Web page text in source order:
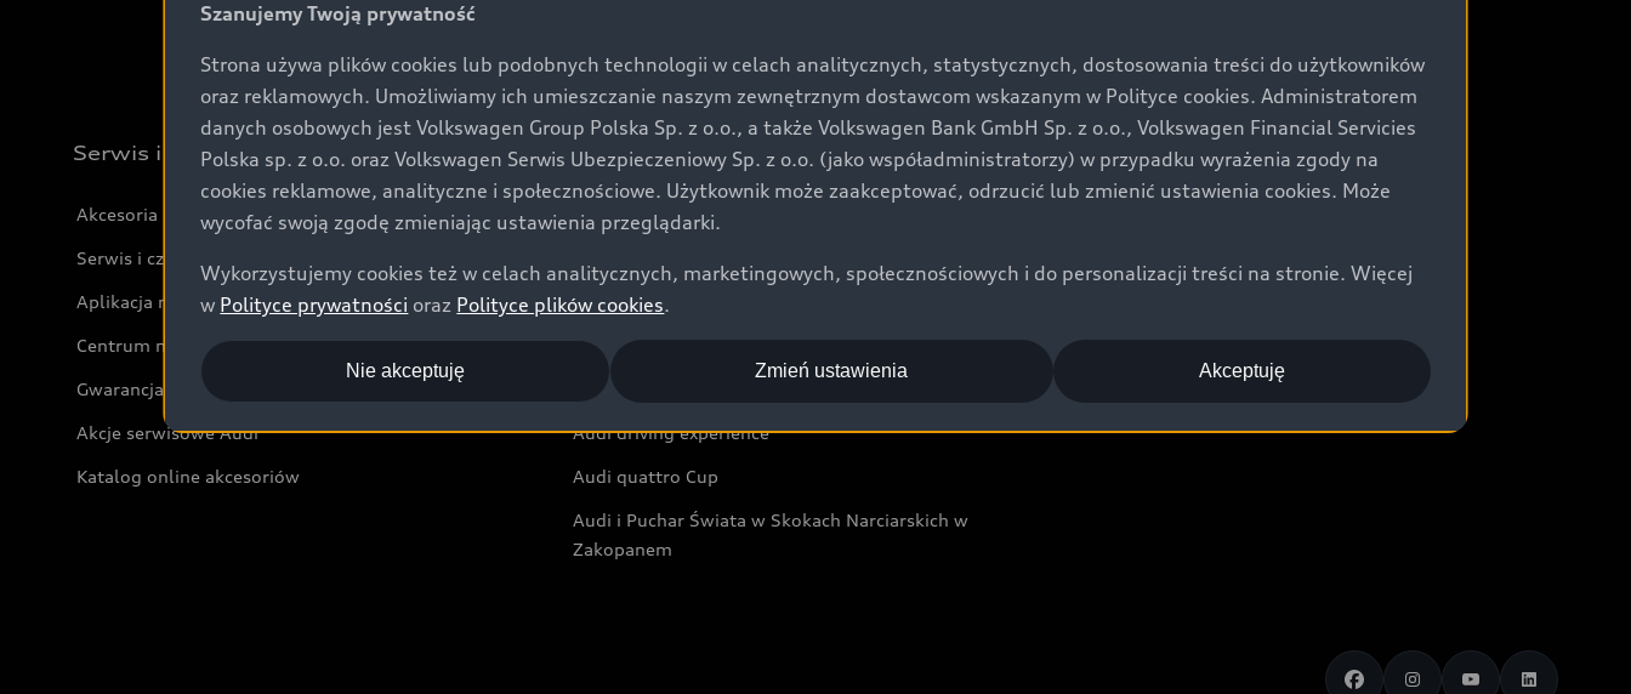
Audi exclusive
Serwis i akcesoria
Akcesoria
Serwis i części
Aplikacja myAudi i usługi cyfrowe
Centrum napraw powypadkowych
Gwarancja
Akcje serwisowe Audi
Katalog online akcesoriów
Świat Audi
Aktualności i historie postępu
Audi Nuvolari
Audi Sport Festiwal
Audi i Muzeum Sztuki Nowoczesnej w Warszawie
Audi driving experience
Audi quattro Cup
Audi i Puchar Świata w Skokach Narciarskich w
Zakopanem
Szanujemy Twoją prywatność
Strona używa plików cookies lub podobnych technologii w celach analitycznych, statystycznych, dostosowania treści do użytkowników
oraz reklamowych. Umożliwiamy ich umieszczanie naszym zewnętrznym dostawcom wskazanym w Polityce cookies. Administratorem
danych osobowych jest Volkswagen Group Polska Sp. z o.o., a także Volkswagen Bank GmbH Sp. z o.o., Volkswagen Financial Servicies
Polska sp. z o.o. oraz Volkswagen Serwis Ubezpieczeniowy Sp. z o.o. (jako współadministratorzy) w przypadku wyrażenia zgody na
cookies reklamowe, analityczne i społecznościowe. Użytkownik może zaakceptować, odrzucić lub zmienić ustawienia cookies. Może
wycofać swoją zgodę zmieniając ustawienia przeglądarki.
Wykorzystujemy cookies też w celach analitycznych, marketingowych, społecznościowych i do personalizacji treści na stronie. Więcej
w Polityce prywatności oraz Polityce plików cookies.
Akceptuję
Nie akceptuję Zmień ustawienia